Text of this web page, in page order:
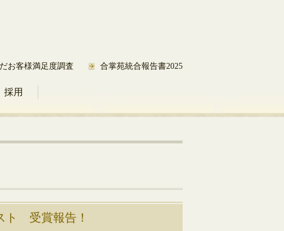
お客様満足度調査 合掌苑統合報告書2025
採用
ト 受賞報告！